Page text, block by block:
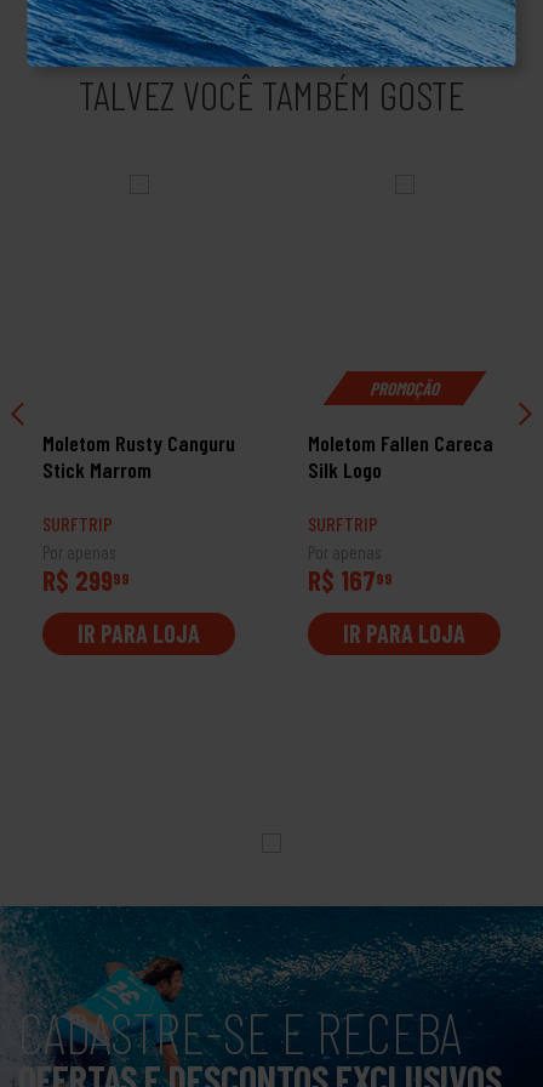
TALVEZ VOCÊ TAMBÉM GOSTE
Moletom Rusty Canguru
Stick Marrom
SURFTRIP
Por apenas
R$ 29999
IR PARA LOJA
PROMOÇÃO
Moletom Fallen Careca
Silk Logo
SURFTRIP
Por apenas
R$ 16799
IR PARA LOJA
CADASTRE-SE E RECEBA